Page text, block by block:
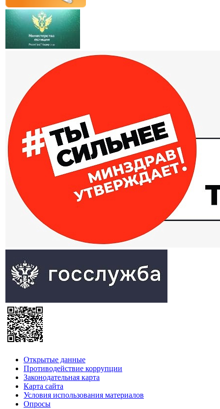
Открытые данные
Противодействие коррупции
Законодательная карта
Карта сайта
Условия использования материалов
Опросы